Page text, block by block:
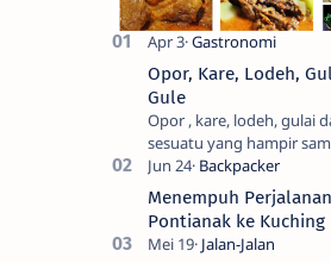
Opor, Kare, Lodeh,
Gule
Opor , kare, lodeh, gulai
sesuatu yang hampir
berbeda. Saya sendiri
membedakanya. Mencari
Menempuh
Pontianak ke Kuching